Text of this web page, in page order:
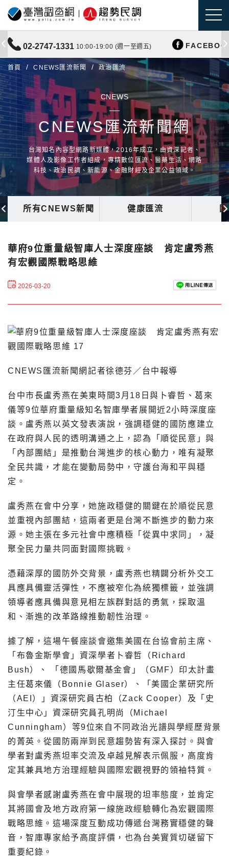
02-2747-1331 10:00-19:00 (週一至週五)
首頁 CNEWS匯流新聞 政治匯流
CNEWS
CNEWS匯流新聞網
台灣知名內容型網路新媒體，2016年成立，由資深記者、
媒體人及影像工作者組成，專精數位匯流、醫藥生活、網路
科技、政治民調、新能源、金融財經及企業公益領域。
所有CNEWS新聞 健康匯流
華府9位重量級智庫人士深度座談 肯定盧秀燕
有宏觀國際戰略思維
2026-03-20
CNEWS匯流新聞網記者徐德芬／台中報導
台中市長盧秀燕在美東時間3月18日與卜睿哲、葛來
儀等9位華府重量級知名智庫學者展開近2小時深度座
談。盧秀燕以英文發表演說，強調穩健的國防應建立
在政府與人民的透明溝通之上，認為「順從民意」與
「內部團結」是推動台灣進步的核心動力，唯有凝聚
全民共識，才能在變動局勢中，守護台海和平與穩
定。
盧秀燕在會中分享，她施政穩健的關鍵在於順從民意
並重視內部團結，這兩者更是台灣不斷進步的動力來
源。她主張在多元社會中應積極「從異中求同」，凝
聚全民力量共同面對國際挑戰。
憑藉深厚的國防外交背景，盧秀燕也精闢分析外交工
具應具備靈活彈性，不應被窄化為統獨標籤，並強調
領導者應具備與意見相左族群對話的勇氣，採取溫
和、漸進的改革路線推動韌性治理。
據了解，這場午餐座談會邀集美國在台協會前主席、
「布魯金斯學會」資深學者卜睿哲（Richard
Bush）、 「德國馬歇爾基金會」（GMF）印太計畫
主任葛來儀（Bonnie Glaser）、「美國企業研究所
（AEI）」資深研究員古柏（Zack Cooper）及「史
汀生中心」資深研究員孔明尚（Michael
Cunningham）等9位來自不同政治光譜與學經歷背景
的菁英。從國防兩岸到民意趨勢皆有深入探討。與會
學者對盧秀燕坦率交流及卓越見解表示佩服，高度肯
定其兼具地方治理經驗與國際宏觀視野的領袖特質。
與會學者感謝盧秀燕在會中展現的坦率態度，並肯定
其將國會及地方政府第一線施政經驗轉化為宏觀國際
戰略思維。這場深度互動成功傳遞台灣務實穩健的聲
音，智庫專家給予高度評價，也為台美實質切磋留下
重要紀錄。